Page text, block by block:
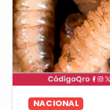
NACIONAL